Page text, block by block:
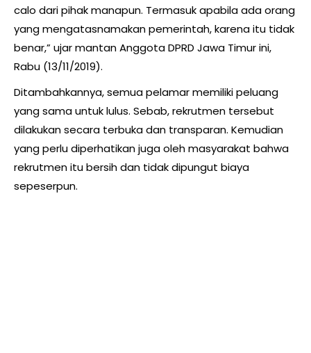
calo dari pihak manapun. Termasuk apabila ada orang
yang mengatasnamakan pemerintah, karena itu tidak
benar,” ujar mantan Anggota DPRD Jawa Timur ini,
Rabu (13/11/2019).
Ditambahkannya, semua pelamar memiliki peluang
yang sama untuk lulus. Sebab, rekrutmen tersebut
dilakukan secara terbuka dan transparan. Kemudian
yang perlu diperhatikan juga oleh masyarakat bahwa
rekrutmen itu bersih dan tidak dipungut biaya
sepeserpun.